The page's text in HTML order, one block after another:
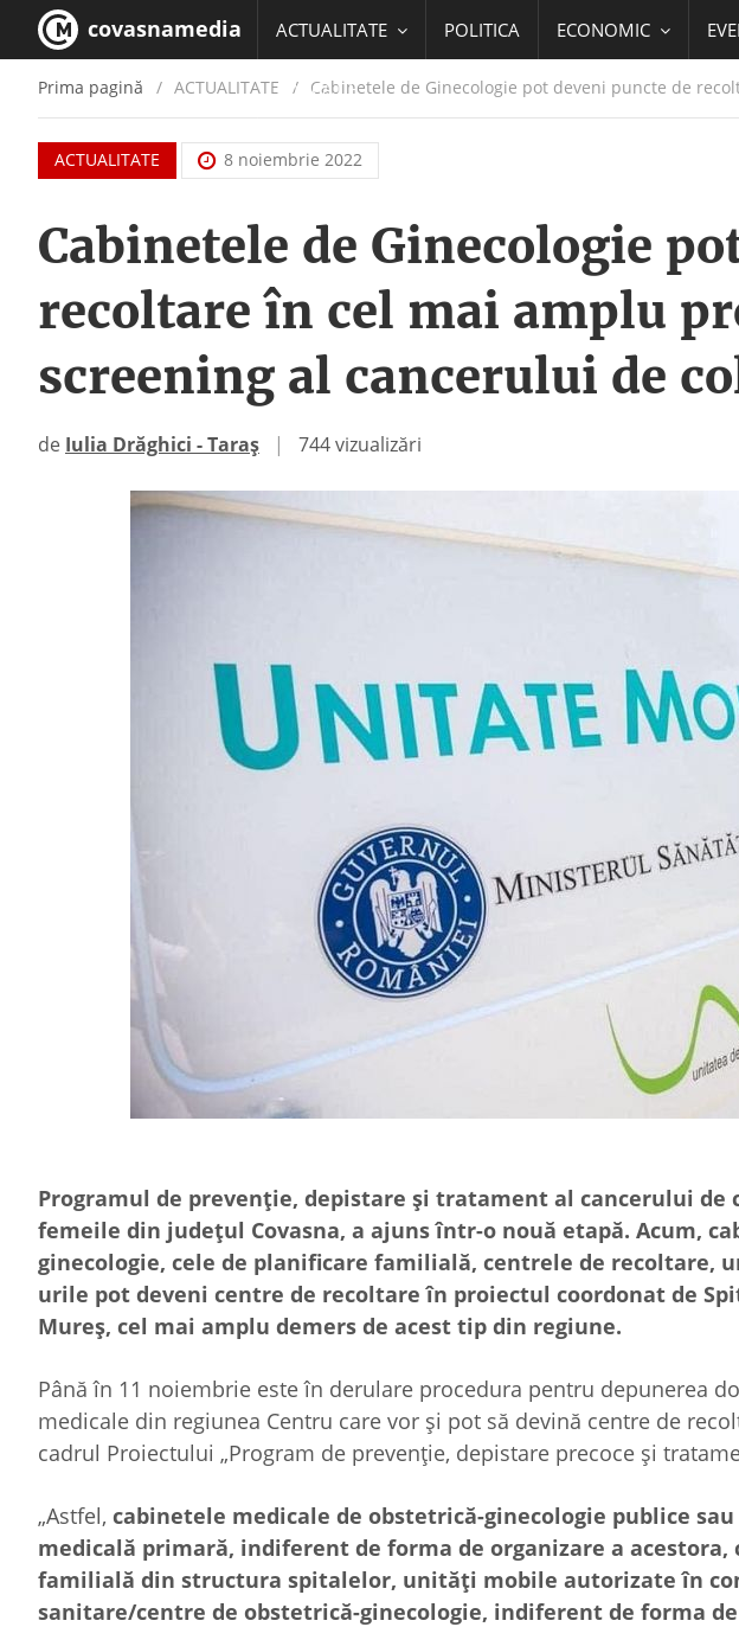
covasnamedia ACTUALITATE POLITICA ECONOMIC
EDUCATIE
Prima pagină ACTUALITATE / Cabinetele de Ginecologie pot deveni puncte de
ACTUALITATE 8 noiembrie 2022
Cabinetele de Ginecologie
recoltare în cel mai amplu
screening al cancerului de
de Iulia Drăghici - Taraș | 744 vizualizări
Programul de prevenție, depistare și tratament al cancerului de
femeile din județul Covasna, a ajuns într-o nouă etapă. Acum,
ginecologie, cele de planificare familială, centrele de recoltare,
urile pot deveni centre de recoltare în proiectul coordonat de
Mureș, cel mai amplu demers de acest tip din regiune.
Până în 11 noiembrie este în derulare procedura pentru depunerea
medicale din regiunea Centru care vor și pot să devină centre de
cadrul Proiectului „Program de prevenție, depistare precoce și
„Astfel, cabinetele medicale de obstetrică-ginecologie publice
medicală primară, indiferent de forma de organizare a
familială din structura spitalelor, unităţi mobile autorizate în
sanitare/centre de obstetrică-ginecologie, indiferent de forma